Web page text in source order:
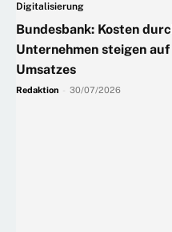
Digitalisierung
Bundesbank: Kosten
Unternehmen steigen
Umsatzes
Redaktion 30/07/2026